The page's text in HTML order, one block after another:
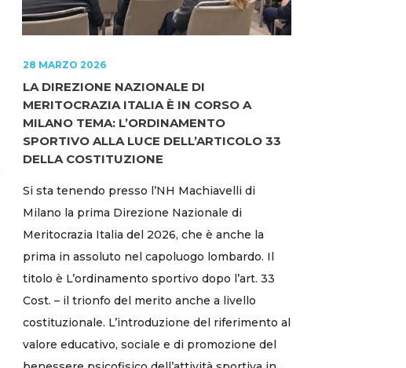
28 MARZO 2026
LA DIREZIONE NAZIONALE DI
MERITOCRAZIA ITALIA È IN CORSO A
MILANO TEMA: L’ORDINAMENTO
SPORTIVO ALLA LUCE DELL’ARTICOLO 33
DELLA COSTITUZIONE
Si sta tenendo presso l’NH Machiavelli di
Milano la prima Direzione Nazionale di
Meritocrazia Italia del 2026, che è anche la
prima in assoluto nel capoluogo lombardo. Il
titolo è L’ordinamento sportivo dopo l’art. 33
Cost. – il trionfo del merito anche a livello
costituzionale. L’introduzione del riferimento al
valore educativo, sociale e di promozione del